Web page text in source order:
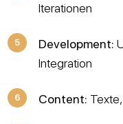
Iterationen
Development:
Integration
Content: